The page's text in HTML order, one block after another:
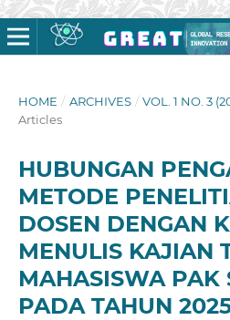
HOME / ARCHIVES / VOL. 1 NO. 3
Articles
HUBUNGAN
METODE
DOSEN DENGAN
MENULIS KAJIAN
MAHASISWA PAK
PADA TAHUN